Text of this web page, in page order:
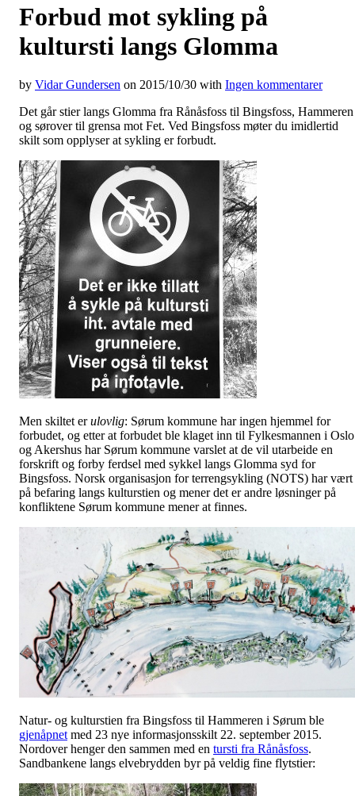
Forbud mot sykling på
kultursti langs Glomma
by Vidar Gundersen on 2015/10/30 with Ingen kommentarer
Det går stier langs Glomma fra Rånåsfoss til Bingsfoss, Hammeren
og sørover til grensa mot Fet. Ved Bingsfoss møter du imidlertid
skilt som opplyser at sykling er forbudt.
Men skiltet erulovlig: Sørum kommune har ingen hjemmel for
forbudet, og etter at forbudet ble klaget inn til Fylkesmannen i Oslo
og Akershus har Sørum kommune varslet at de vil utarbeide en
forskrift og forby ferdsel med sykkel langs Glomma syd for
Bingsfoss. Norsk organisasjon for terrengsykling (NOTS) har vært
på befaring langs kulturstien og mener det er andre løsninger på
konfliktene Sørum kommune mener at finnes.
Natur- og kulturstien fra Bingsfoss til Hammeren i Sørum ble
gjenåpnet med 23 nye informasjonsskilt 22. september 2015.
Nordover henger den sammen med en tursti fra Rånåsfoss.
Sandbankene langs elvebrydden byr på veldig fine flytstier: